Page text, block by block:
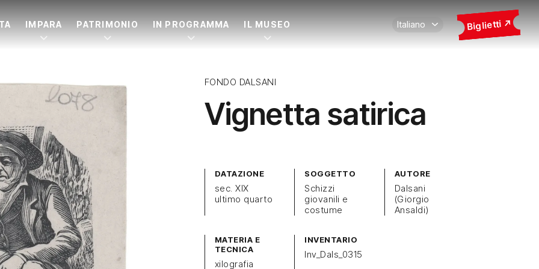
IMPARA PATRIMONIO IN PROGRAMMA IL MUSEO Biglietti
FONDO DALSANI
Vignetta satirica
DATAZIONE
sec. XIX
ultimo quarto
SOGGETTO
Schizzi
giovanili e
costume
AUTORE
Dalsani
(Giorgio
Ansaldi)
MATERIA E
TECNICA
xilografia
INVENTARIO
Inv_Dals_0315